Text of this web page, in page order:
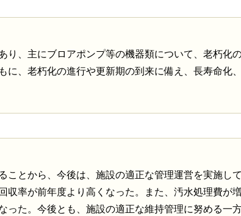
り、主にブロアポンプ等の機器類について、老朽化
に、老朽化の進行や更新期の到来に備え、長寿命化
ことから、今後は、施設の適正な管理運営を実施し
収率が前年度より高くなった。また、汚水処理費が
った。今後とも、施設の適正な維持管理に努める一